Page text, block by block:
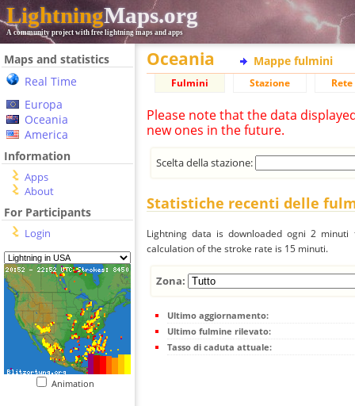
LightningMaps.org
A community project with free lightning maps and apps
Maps and statistics
Real Time
Europa
Oceania
America
Information
Apps
About
For Participants
Login
Animation
Oceania Mappe fulmini
Fulmini Stazione
Please note that the data
new ones in the future.
Scelta della stazione:
Statistiche recenti delle
Lightning data is downloaded ogni 2
calculation of the stroke rate is 15 minuti.
Zona:
Ultimo aggiornamento:
Ultimo fulmine rilevato:
Tasso di caduta attuale: